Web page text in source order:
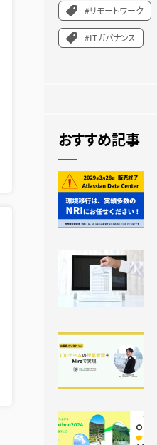
#リモートワーク
#ITガバナンス
おすすめ記事